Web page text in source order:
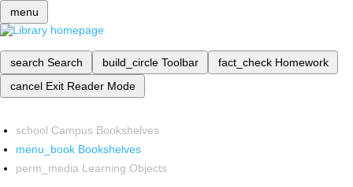
menu
search Search build_circle Toolbar fact_check Homework
cancel Exit Reader Mode
school Campus Bookshelves
menu_book Bookshelves
perm_media Learning Objects